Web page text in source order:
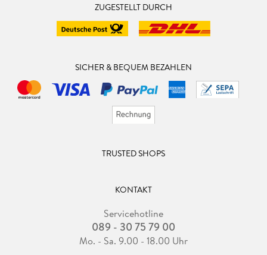
ZUGESTELLT DURCH
SICHER & BEQUEM BEZAHLEN
TRUSTED SHOPS
KONTAKT
Servicehotline
089 - 30 75 79 00
Mo. - Sa. 9.00 - 18.00 Uhr